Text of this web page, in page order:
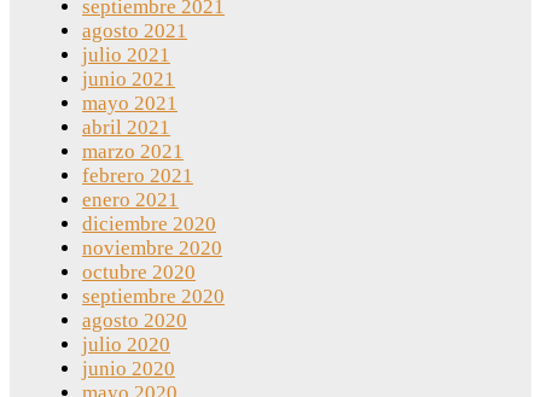
septiembre 2021
agosto 2021
julio 2021
junio 2021
mayo 2021
abril 2021
marzo 2021
febrero 2021
enero 2021
diciembre 2020
noviembre 2020
octubre 2020
septiembre 2020
agosto 2020
julio 2020
junio 2020